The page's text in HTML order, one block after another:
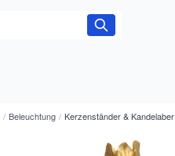
/ Beleuchtung / Kerzenständer & Kandelaber